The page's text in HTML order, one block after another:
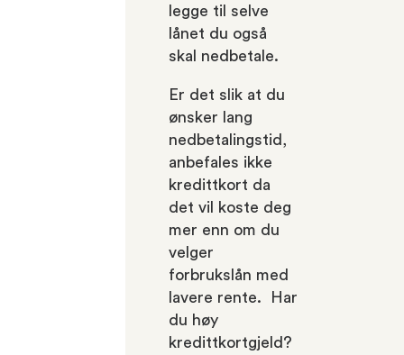
legge til selve
lånet du også
skal nedbetale.
Er det slik at du
ønsker lang
nedbetalingstid,
anbefales ikke
kredittkort da
det vil koste deg
mer enn om du
velger
forbrukslån med
lavere rente. Har
du høy
kredittkortgjeld?